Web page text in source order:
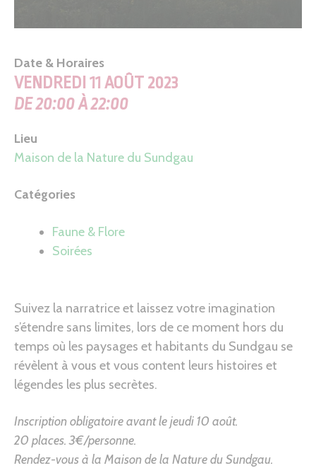
Date & Horaires
VENDREDI 11 AOÛT 2023
DE 20:00 À 22:00
Lieu
Maison de la Nature du Sundgau
Catégories
Faune & Flore
Soirées
Suivez la narratrice et laissez votre imagination
s’étendre sans limites, lors de ce moment hors du
temps où les paysages et habitants du Sundgau se
révèlent à vous et vous content leurs histoires et
légendes les plus secrètes.
Inscription obligatoire avant le jeudi 10 août.
20 places. 3€/personne.
Rendez-vous à la Maison de la Nature du Sundgau.